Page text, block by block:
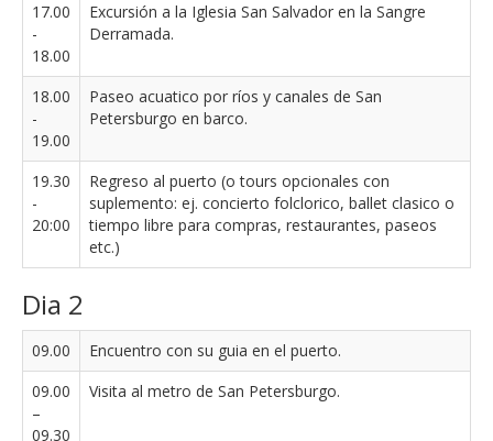
17.00
-
18.00
Excursión a la Iglesia San Salvador en la Sangre
Derramada.
18.00
-
19.00
Paseo acuatico por ríos y canales de San
Petersburgo en barco.
19.30
-
20:00
Regreso al puerto (o tours opcionales con
suplemento: ej. concierto folclorico, ballet clasico o
tiempo libre para compras, restaurantes, paseos
etc.)
Dia 2
09.00
Encuentro con su guia en el puerto.
09.00
–
09.30
Visita al metro de San Petersburgo.